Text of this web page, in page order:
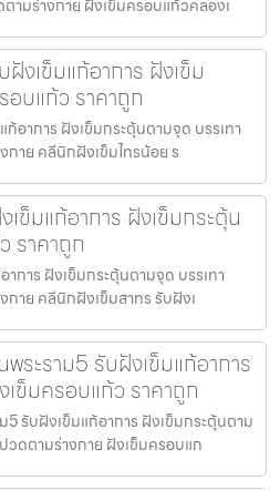
ตามร่างกาย ฝังเข็มครอบแก้วคลองเ
งเข็มแก้อาการ ฝังเข็ม
บแก้ว ราคาถูก
อาการ ฝังเข็มกระตุ้นตามจุด บรรเทา
กาย คลีนิกฝังเข็มไทรน้อย ร
ข็มแก้อาการ ฝังเข็มกระตุ้น
ราคาถูก
การ ฝังเข็มกระตุ้นตามจุด บรรเทา
กาย คลีนิกฝังเข็มสาทร รับฝังเ
ระราม5 รับฝังเข็มแก้อาการ
ข็มครอบแก้ว ราคาถูก
5 รับฝังเข็มแก้อาการ ฝังเข็มกระตุ้นตาม
วดตามร่างกาย ฝังเข็มครอบแก